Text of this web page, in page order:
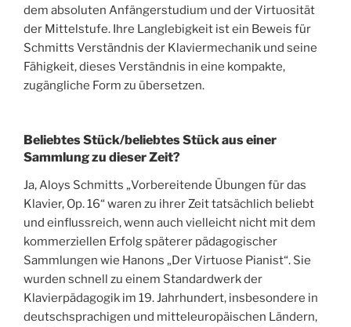
dem absoluten Anfängerstudium und der Virtuosität
der Mittelstufe. Ihre Langlebigkeit ist ein Beweis für
Schmitts Verständnis der Klaviermechanik und seine
Fähigkeit, dieses Verständnis in eine kompakte,
zugängliche Form zu übersetzen.
Beliebtes Stück/beliebtes Stück aus einer
Sammlung zu dieser Zeit?
Ja, Aloys Schmitts „Vorbereitende Übungen für das
Klavier, Op. 16“ waren zu ihrer Zeit tatsächlich beliebt
und einflussreich, wenn auch vielleicht nicht mit dem
kommerziellen Erfolg späterer pädagogischer
Sammlungen wie Hanons „Der Virtuose Pianist“. Sie
wurden schnell zu einem Standardwerk der
Klavierpädagogik im 19. Jahrhundert, insbesondere in
deutschsprachigen und mitteleuropäischen Ländern,